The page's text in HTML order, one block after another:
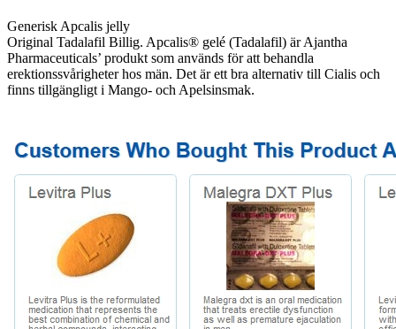
Generisk Apcalis jelly
Original Tadalafil Billig. Apcalis® gelé (Tadalafil) är Ajantha
Pharmaceuticals’ produkt som används för att behandla
erektionssvårigheter hos män. Det är ett bra alternativ till Cialis och
finns tillgängligt i Mango- och Apelsinsmak.